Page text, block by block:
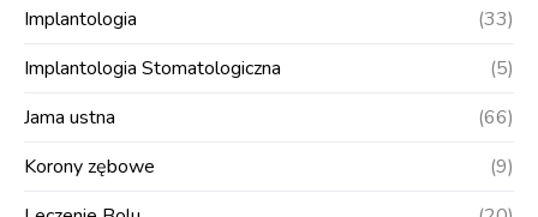
Implantologia
(33)
Implantologia Stomatologiczna
(5)
Jama ustna
(66)
Korony zębowe
(9)